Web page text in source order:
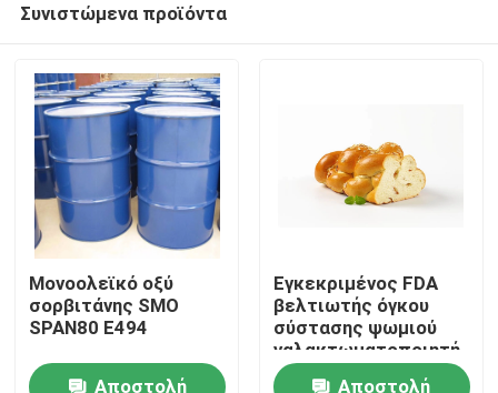
Σπίτι
Προϊόντα
Βίντεο
Συνιστώμενα προϊόντα
Μονοολεϊκό οξύ
σορβιτάνης SMO
SPAN80 E494
Αποστολή
Εγκεκριμένος FDA
βελτιωτής όγκου
σύστασης ψωμιού
γαλακτωματοποιητή
DMG βαθμού
Αποστολή